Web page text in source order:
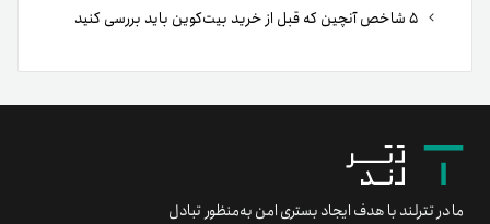
ما در تترلند با هدف ایجاد بستری امن به‌منظور تبادل